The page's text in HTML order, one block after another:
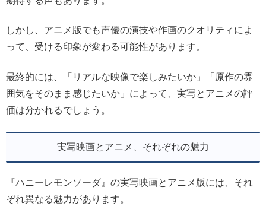
しかし、アニメ版でも声優の演技や作画のクオリティによ
って、受ける印象が変わる可能性があります。
最終的には、「リアルな映像で楽しみたいか」「原作の雰
囲気をそのまま感じたいか」によって、実写とアニメの評
価は分かれるでしょう。
実写映画とアニメ、それぞれの魅力
『ハニーレモンソーダ』の実写映画とアニメ版には、それ
ぞれ異なる魅力があります。